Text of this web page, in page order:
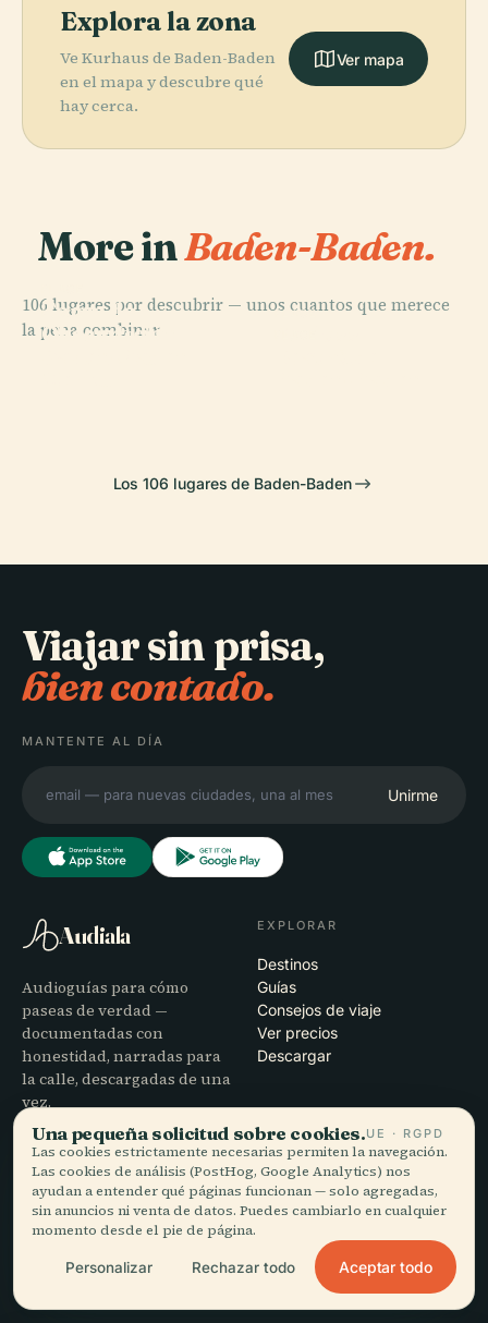
Explora la zona
Ve Kurhaus de Baden-Baden
en el mapa y descubre qué
hay cerca.
Ver mapa
More inBaden-Baden.
106 lugares por descubrir — unos cuantos que merece
la pena combinar.
PLACE
Cascada de
PLACE
Torre de
Observación
Los 106 lugares de Baden-Baden
Viajar sin prisa,
bien contado.
MANTENTE AL DÍA
Unirme
Audiala
Audioguías para cómo
paseas de verdad —
documentadas con
honestidad, narradas para
la calle, descargadas de una
vez.
EXPLORAR
Destinos
Guías
Consejos de viaje
Ver precios
Descargar
EMPRESA
Nosotros
Proceso editorial
Misión
AYUDA
Soporte
Solución de problemas de la
Contacto
Colabora con nosotros
Una pequeña solicitud sobre cookies.UE · RGPD
Las cookies estrictamente necesarias permiten la navegación.
Las cookies de análisis (PostHog, Google Analytics) nos
ayudan a entender qué páginas funcionan — solo agregadas,
sin anuncios ni venta de datos. Puedes cambiarlo en cualquier
momento desde el pie de página.
Personalizar Rechazar todo Aceptar todo